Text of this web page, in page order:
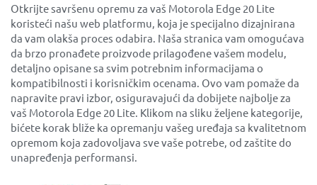
Otkrijte savršenu opremu za vaš Motorola Edge 20 Lite
koristeći našu web platformu, koja je specijalno dizajnirana
da vam olakša proces odabira. Naša stranica vam omogućava
da brzo pronađete proizvode prilagođene vašem modelu,
detaljno opisane sa svim potrebnim informacijama o
kompatibilnosti i korisničkim ocenama. Ovo vam pomaže da
napravite pravi izbor, osiguravajući da dobijete najbolje za
vaš Motorola Edge 20 Lite. Klikom na sliku željene kategorije,
bićete korak bliže ka opremanju vašeg uređaja sa kvalitetnom
opremom koja zadovoljava sve vaše potrebe, od zaštite do
unapređenja performansi.